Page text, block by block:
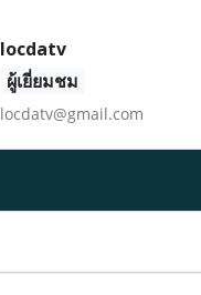
locdatv
ผู้เยี่ยมชม
locdatv@gmail.com